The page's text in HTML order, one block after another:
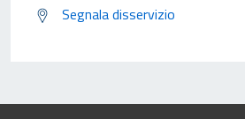
Segnala disservizio